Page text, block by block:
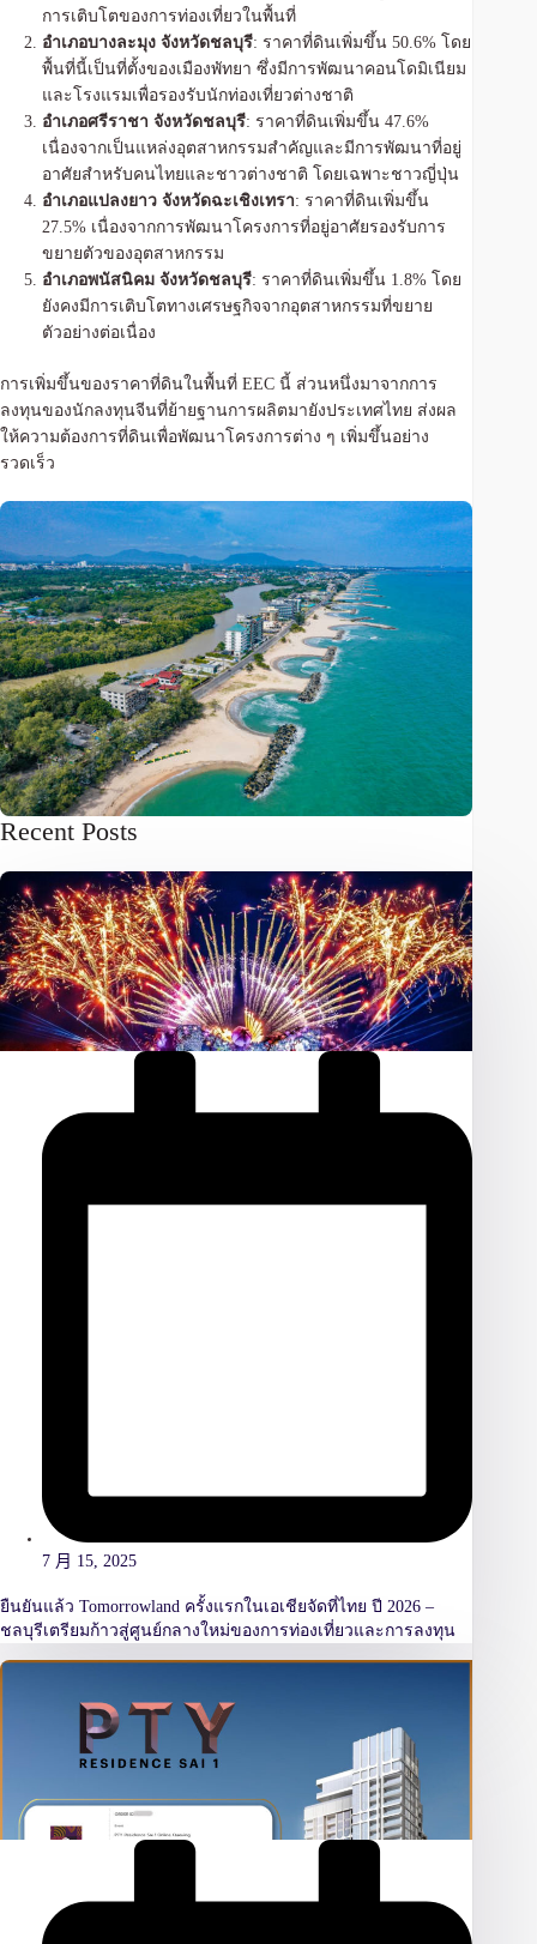
การเติบโตของการท่องเที่ยวในพื้นที่
อำเภอบางละมุง จังหวัดชลบุรี: ราคาที่ดินเพิ่มขึ้น 50.6% โดย
พื้นที่นี้เป็นที่ตั้งของเมืองพัทยา ซึ่งมีการพัฒนาคอนโดมิเนียม
และโรงแรมเพื่อรองรับนักท่องเที่ยวต่างชาติ
อำเภอศรีราชา จังหวัดชลบุรี: ราคาที่ดินเพิ่มขึ้น 47.6%
เนื่องจากเป็นแหล่งอุตสาหกรรมสำคัญและมีการพัฒนาที่อยู่
อาศัยสำหรับคนไทยและชาวต่างชาติ โดยเฉพาะชาวญี่ปุ่น
อำเภอแปลงยาว จังหวัดฉะเชิงเทรา: ราคาที่ดินเพิ่มขึ้น
27.5% เนื่องจากการพัฒนาโครงการที่อยู่อาศัยรองรับการ
ขยายตัวของอุตสาหกรรม
อำเภอพนัสนิคม จังหวัดชลบุรี: ราคาที่ดินเพิ่มขึ้น 1.8% โดย
ยังคงมีการเติบโตทางเศรษฐกิจจากอุตสาหกรรมที่ขยาย
ตัวอย่างต่อเนื่อง
การเพิ่มขึ้นของราคาที่ดินในพื้นที่ EEC นี้ ส่วนหนึ่งมาจากการ
ลงทุนของนักลงทุนจีนที่ย้ายฐานการผลิตมายังประเทศไทย ส่งผล
ให้ความต้องการที่ดินเพื่อพัฒนาโครงการต่าง ๆ เพิ่มขึ้นอย่าง
รวดเร็ว
Recent Posts
7 月 15, 2025
ยืนยันแล้ว Tomorrowland ครั้งแรกในเอเชียจัดที่ไทย ปี 2026 –
ชลบุรีเตรียมก้าวสู่ศูนย์กลางใหม่ของการท่องเที่ยวและการลงทุน